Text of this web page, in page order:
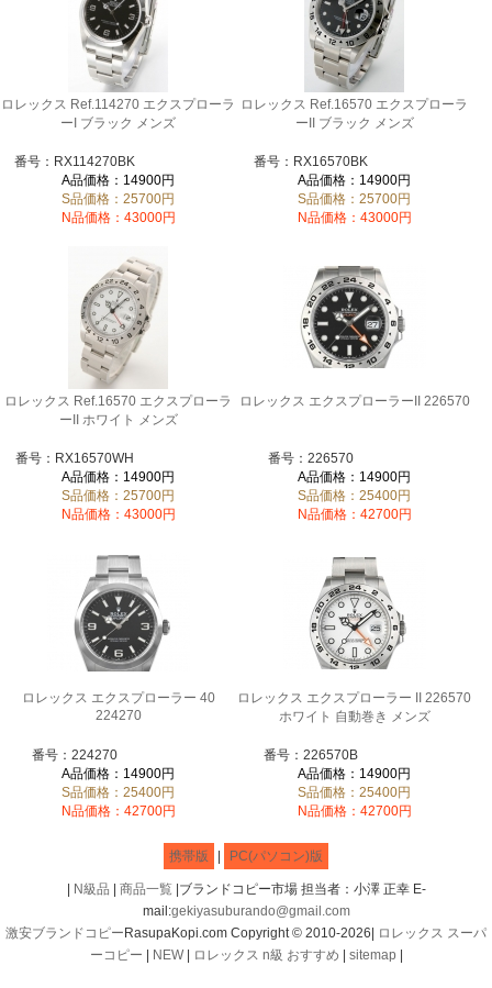
ロレックス Ref.114270 エクスプローラ
ーI ブラック メンズ
番号：RX114270BK
A品価格：14900円
S品価格：25700円
N品価格：43000円
ロレックス Ref.16570 エクスプローラ
ーII ブラック メンズ
番号：RX16570BK
A品価格：14900円
S品価格：25700円
N品価格：43000円
ロレックス Ref.16570 エクスプローラ
ーII ホワイト メンズ
番号：RX16570WH
A品価格：14900円
S品価格：25700円
N品価格：43000円
ロレックス エクスプローラーII 226570
番号：226570
A品価格：14900円
S品価格：25400円
N品価格：42700円
ロレックス エクスプローラー 40
224270
番号：224270
A品価格：14900円
S品価格：25400円
N品価格：42700円
ロレックス エクスプローラー II 226570
ホワイト 自動巻き メンズ
番号：226570B
A品価格：14900円
S品価格：25400円
N品価格：42700円
携帯版 PC(パソコン)版
N級品 商品一覧|ブランドコピー市場 担当者：小澤 正幸 E-
mail:gekiyasuburando@gmail.com
激安ブランドコピー RasupaKopi.com Copyright © 2010-2026|
ロレックス スーパ
ーコピー
NEW| ロレックス n級 おすすめ sitemap